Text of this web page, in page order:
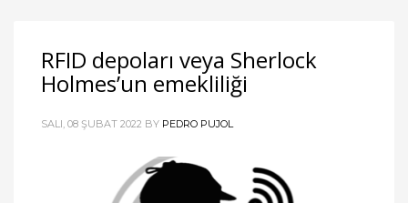
RFID depoları veya Sherlock
Holmes’un emekliliği
SALI, 08 ŞUBAT 2022 BY PEDRO PUJOL